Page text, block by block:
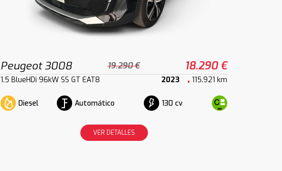
Peugeot 3008 19.290 € 18.290 €
1.5 BlueHDi 96kW SS GT EAT8 2023 115.921 km
Diesel Automático 130 cv
VER DETALLES